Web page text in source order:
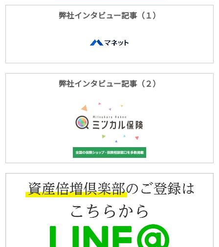
弊社インタビュー記事（１）
弊社インタビュー記事（２）